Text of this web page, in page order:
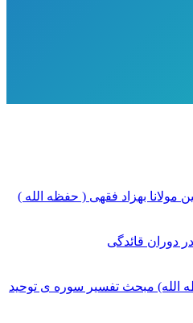
مولانا بهزاد فقهی ( حفظه الله )
دوران قائدگی
الله) مبحث تفسیر سوره ی توحید